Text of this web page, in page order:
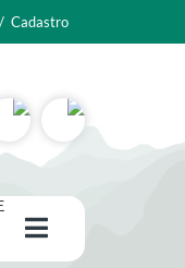
Cadastro